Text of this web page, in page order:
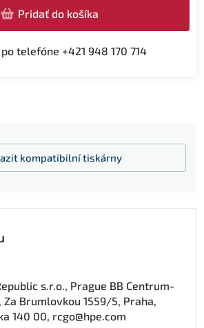
Pridať do košíka
telefóne +421 948 170 714
kompatibilní tiskárny
s.r.o., Prague BB Centrum-
Brumlovkou 1559/5, Praha,
140 00, rcgo@hpe.com